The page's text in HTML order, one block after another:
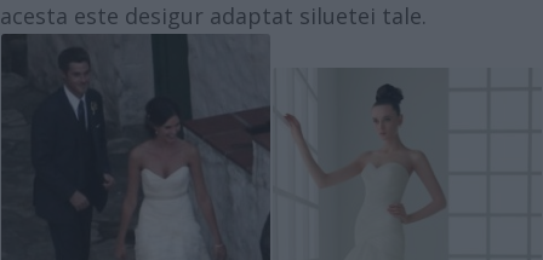
acesta este desigur adaptat siluetei tale.